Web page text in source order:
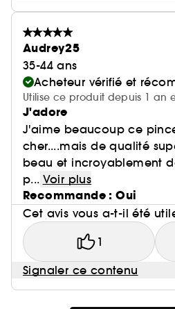
Audrey25
35-44 ans
Acheteur vérifié et
Utilise ce produit depuis 1 an
J'adore
J'aime beaucoup ce
cher....mais de qualité
beau et incroyablement
p... Voir plus
Recommande : Oui
Cet avis vous a-t-il été
1
Signaler ce contenu